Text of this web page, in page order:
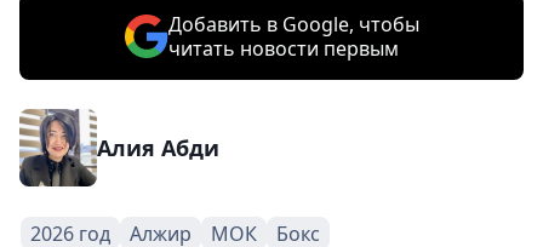
Добавить в Google, чтобы
читать новости первым
Алия Абди
2026 год Алжир МОК Бокс